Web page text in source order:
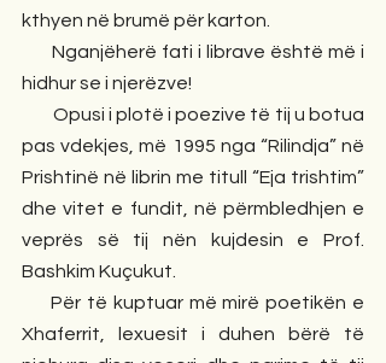
kthyen në brumë për karton.
hidhur se i njerëzve!
pas vdekjes, më 1995 nga “Rilindja” në
Prishtinë në librin me titull “Eja trishtim”
dhe vitet e fundit, në përmbledhjen e
veprës së tij nën kujdesin e Prof.
Bashkim Kuçukut.
     Për të kuptuar më mirë poetikën e
Xhaferrit, lexuesit i duhen bërë të